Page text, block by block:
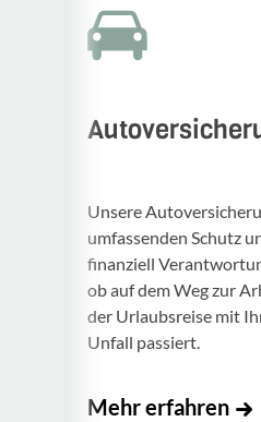
Unsere
umfas­senden Schutz
finan­ziell
ob auf dem Weg zur
der Urlaubs­reise mit
Unfall passiert.
Mehr erfahren